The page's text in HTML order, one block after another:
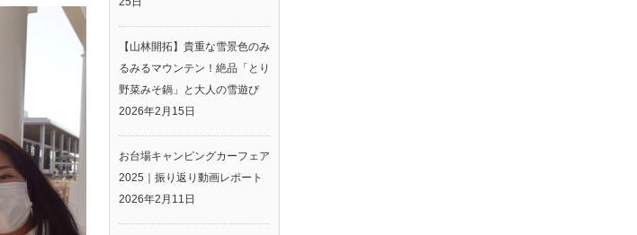
【山林開拓】貴重な雪景色のみ
るみるマウンテン！絶品「とり
野菜みそ鍋」と大人の雪遊び
2026年2月15日
お台場キャンピングカーフェア
2025｜振り返り動画レポート
2026年2月11日